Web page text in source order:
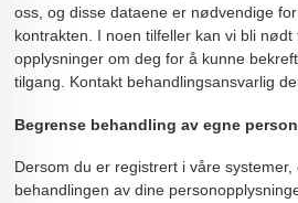
oss, og disse dataene er nødvendige
kontrakten. I noen tilfeller kan vi bli
opplysninger om deg for å kunne
tilgang. Kontakt behandlingsansvarlig
Begrense behandling av egne
Dersom du er registrert i våre
behandlingen av dine